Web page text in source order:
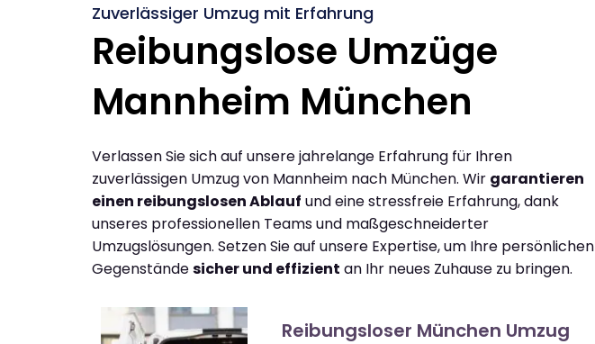
Zuverlässiger Umzug mit Erfahrung
Reibungslose Umzüge
Mannheim München
Verlassen Sie sich auf unsere jahrelange Erfahrung für Ihren
zuverlässigen Umzug von Mannheim nach München. Wir garantieren
einen reibungslosen Ablauf und eine stressfreie Erfahrung, dank
unseres professionellen Teams und maßgeschneiderter
Umzugslösungen. Setzen Sie auf unsere Expertise, um Ihre persönlichen
Gegenständesicher und effizient an Ihr neues Zuhause zu bringen.
Reibungsloser München Umzug